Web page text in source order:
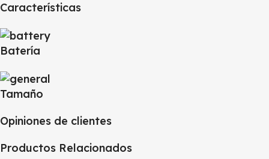
Características
Batería
Tamaño
Opiniones de clientes
Productos Relacionados